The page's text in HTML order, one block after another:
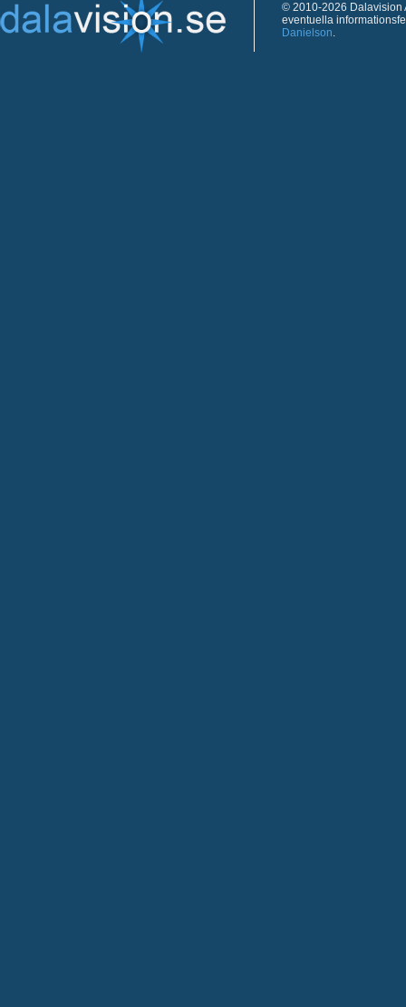
© 2010-2026 Dalavision
eventuella
Danielson.